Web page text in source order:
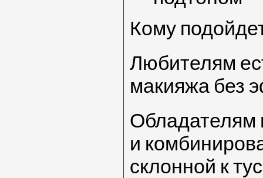
Кому
Любителям
макияжа без
Обладателям
и
склонной к